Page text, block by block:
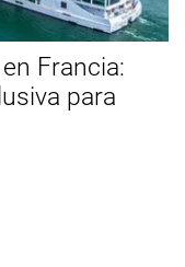
Francia:
para